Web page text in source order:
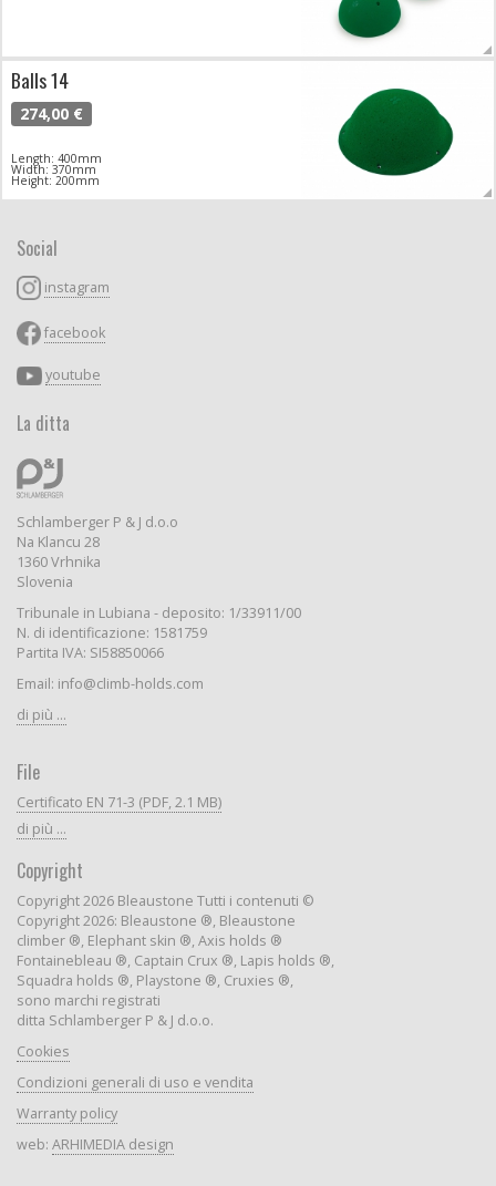
Balls 14
274,00 €
Length: 400mm
Width: 370mm
Height: 200mm
Social
instagram
facebook
youtube
La ditta
Schlamberger P & J d.o.o
Na Klancu 28
1360 Vrhnika
Slovenia
Tribunale in Lubiana - deposito: 1/33911/00
N. di identificazione: 1581759
Partita IVA: SI58850066
Email: info@climb-holds.com
di più ...
File
Certificato EN 71-3 (PDF, 2.1 MB)
di più ...
Copyright
Copyright 2026 Bleaustone Tutti i contenuti ©
Copyright 2026: Bleaustone ®, Bleaustone
climber ®, Elephant skin ®, Axis holds ®
Fontainebleau ®, Captain Crux ®, Lapis holds ®,
Squadra holds ®, Playstone ®, Cruxies ®,
sono marchi registrati
ditta Schlamberger P & J d.o.o.
Cookies
Condizioni generali di uso e vendita
Warranty policy
web: ARHIMEDIA design